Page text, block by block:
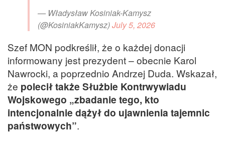
— Władysław Kosiniak-Kamysz
(@KosiniakKamysz)July 5, 2026
Szef MON podkreślił, że o każdej donacji
informowany jest prezydent – obecnie Karol
Nawrocki, a poprzednio Andrzej Duda. Wskazał,
że polecił także Służbie Kontrwywiadu
Wojskowego „zbadanie tego, kto
intencjonalnie dążył do ujawnienia tajemnic
państwowych”.